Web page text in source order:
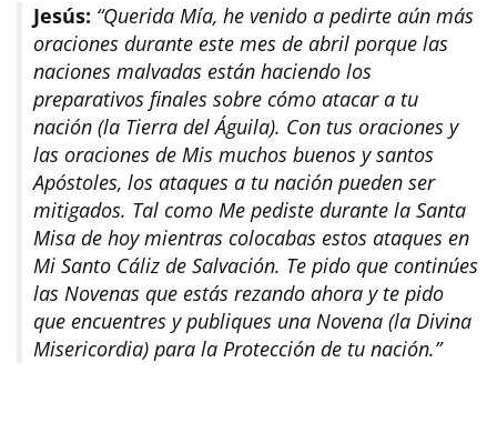
Jesús: “Querida Mía, he venido a pedirte aún más
oraciones durante este mes de abril porque las
naciones malvadas están haciendo los
preparativos finales sobre cómo atacar a tu
nación (la Tierra del Águila). Con tus oraciones y
las oraciones de Mis muchos buenos y santos
Apóstoles, los ataques a tu nación pueden ser
mitigados. Tal como Me pediste durante la Santa
Misa de hoy mientras colocabas estos ataques en
Mi Santo Cáliz de Salvación. Te pido que continúes
las Novenas que estás rezando ahora y te pido
que encuentres y publiques una Novena (la Divina
Misericordia) para la Protección de tu nación.”